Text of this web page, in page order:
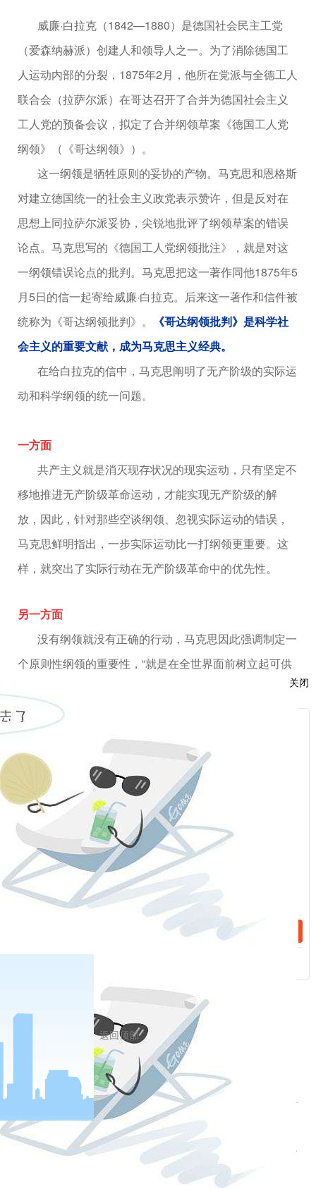
威廉·白拉克（1842—1880）是德国社会民主工党
（爱森纳赫派）创建人和领导人之一。为了消除德国工
人运动内部的分裂，1875年2月，他所在党派与全德工人
联合会（拉萨尔派）在哥达召开了合并为德国社会主义
工人党的预备会议，拟定了合并纲领草案《德国工人党
纲领》（《哥达纲领》）。
这一纲领是牺牲原则的妥协的产物。马克思和恩格斯
对建立德国统一的社会主义政党表示赞许，但是反对在
思想上同拉萨尔派妥协，尖锐地批评了纲领草案的错误
论点。马克思写的《德国工人党纲领批注》，就是对这
一纲领错误论点的批判。马克思把这一著作同他1875年5
月5日的信一起寄给威廉·白拉克。后来这一著作和信件被
统称为《哥达纲领批判》。
《哥达纲领批判》是科学社
会主义的重要文献，成为马克思主义经典。
在给白拉克的信中，马克思阐明了无产阶级的实际运
动和科学纲领的统一问题。
一方面
共产主义就是消灭现存状况的现实运动，只有坚定不
移地推进无产阶级革命运动，才能实现无产阶级的解
放，因此，针对那些空谈纲领、忽视实际运动的错误，
马克思鲜明指出，一步实际运动比一打纲领更重要。这
样，就突出了实际行动在无产阶级革命中的优先性。
另一方面
没有纲领就没有正确的行动，马克思因此强调制定一
个原则性纲领的重要性，“就是在全世界面前树立起可供
人们用来衡量党的运动水平的里程碑”。当然，这需要“由
较长时间的共同工作准备”。
解 读
功崇惟志，业广惟勤。如果不沉下心来抓落实，再好
的目标，再好的蓝图，也只是镜中花、水中月。习近平
同志引用马克思的这句话，所要阐释的就是这个道理。
一分部署，九分落实。落实，是一种态度，更是一种
能力。是否善于狠抓落实，把工作部署落到实处、干出
成效，是衡量领导干部作风、能力、水平的重要标准。
各级领导干部都要按照习近平总书记所要求的那样，“既
革落实”。与14亿多人民和衷共济，撸起袖子加油干，我
们就一定能够走好我们这一代人的长征路，向历史交出
一份合格的答卷。
相关新闻
2023-04-28
中央纪委国家监委公开通报十起违反中央八项规定精神典型问题
关闭
返回顶部